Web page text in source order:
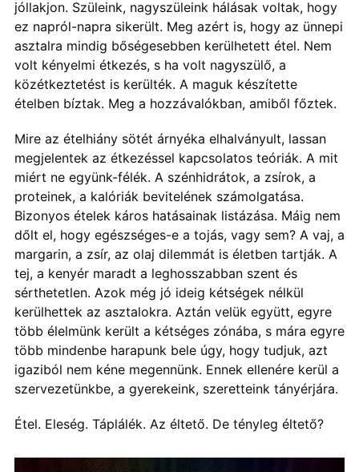
jóllakjon. Szüleink, nagyszüleink hálásak voltak, hogy
ez napról-napra sikerült. Meg azért is, hogy az ünnepi
asztalra mindig bőségesebben kerülhetett étel. Nem
volt kényelmi étkezés, s ha volt nagyszülő, a
közétkeztetést is kerülték. A maguk készítette
ételben bíztak. Meg a hozzávalókban, amiből főztek.
Mire az ételhiány sötét árnyéka elhalványult, lassan
megjelentek az étkezéssel kapcsolatos teóriák. A mit
miért ne együnk-félék. A szénhidrátok, a zsírok, a
proteinek, a kalóriák bevitelének számolgatása.
Bizonyos ételek káros hatásainak listázása. Máig nem
dőlt el, hogy egészséges-e a tojás, vagy sem? A vaj, a
margarin, a zsír, az olaj dilemmát is életben tartják. A
tej, a kenyér maradt a leghosszabban szent és
sérthetetlen. Azok még jó ideig kétségek nélkül
kerülhettek az asztalokra. Aztán velük együtt, egyre
több élelmünk került a kétséges zónába, s mára egyre
több mindenbe harapunk bele úgy, hogy tudjuk, azt
igaziból nem kéne megennünk. Ennek ellenére kerül a
szervezetünkbe, a gyerekeink, szeretteink tányérjára.
Étel. Eleség. Táplálék. Az éltető. De tényleg éltető?